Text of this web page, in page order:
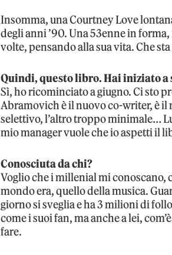
Insomma, una Courtney Love
degli anni ’90. Una 53enne in
volte, pensando alla sua vita. Che
Quindi, questo libro. Hai iniziato a
Sì, ho ricominciato a giugno. Ci sto
Abramovich è il nuovo co-writer, è
selettivo, l’altro troppo minimale…
mio manager vuole che io aspetti il
Conosciuta da chi?
Voglio che i millenial mi conoscano,
mondo era, quello della musica.
giorno si sveglia e ha 3 milioni di
come i suoi fan, ma anche a lei,
fare.